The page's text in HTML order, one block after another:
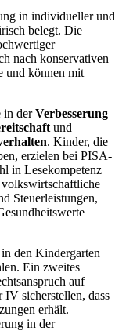
in individueller und
belegt. Die
nach konservativen
und können mit
in derVerbesserung
und
. Kinder, die
erzielen bei PISA-
in Lesekompetenz
Steuerleistungen,
den Kindergarten
Ein zweites
auf
sicherstellen, dass
erhält.
in der